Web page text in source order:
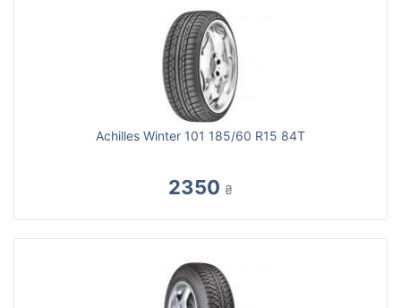
Achilles Winter 101 185/60 R15 84T
2350 ₴